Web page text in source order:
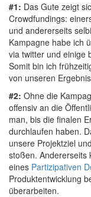
#1: Das Gute zeigt
Crowdfundings:
und andererseits
Kampagne habe ich
via twitter und einige
Somit bin ich
von unseren
#2: Ohne die
offensiv an die
man, bis die finalen
durchlaufen haben.
unsere Projektziel
stoßen. Andererseits
eines Partizipativen
Produktentwicklung
überarbeiten.